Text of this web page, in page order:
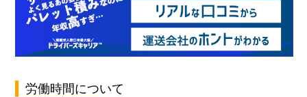
労働時間について